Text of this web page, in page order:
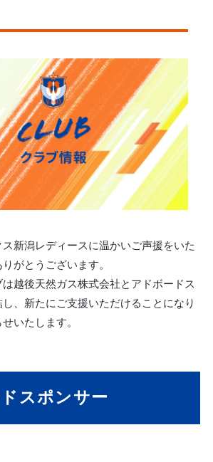
新潟レディースに温かいご声援をいた
がとうございます。
越後天然ガス株式会社とアドボードス
、新たにご支援いただけることになり
いたします。
スポンサー